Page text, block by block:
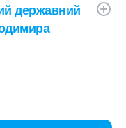
державний